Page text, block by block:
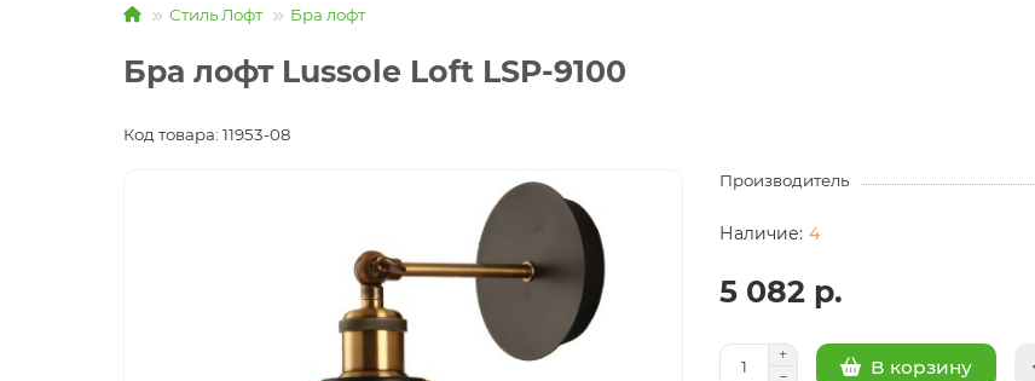
Стиль Лофт Бра лофт
Бра лофт Lussole Loft LSP-9100
Код товара: 11953-08
Производитель
4
5 082 р.
В корзину